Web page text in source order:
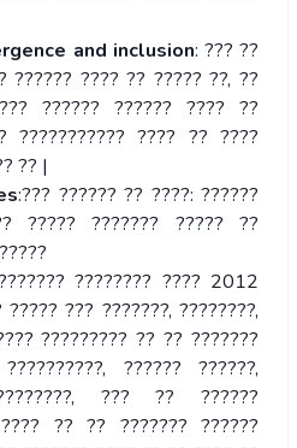
and inclusion: ??? ??
?????? ???? ?? ????? ??, ??
?????? ?????? ???? ??
??????????? ???? ?? ????
?? |
:??? ?????? ?? ????: ??????
????? ??????? ????? ??
???????? ???? 2012
??? ???????, ????????,
????????? ?? ?? ???????
?????? ??????,
??? ?? ??????
?? ?? ??????? ??????